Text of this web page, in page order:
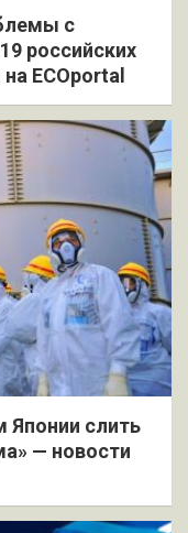
с
российских
ECOportal
Японии слить
— новости